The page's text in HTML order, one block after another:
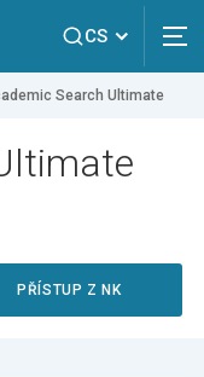
CS
Search Ultimate
PŘÍSTUP Z NK